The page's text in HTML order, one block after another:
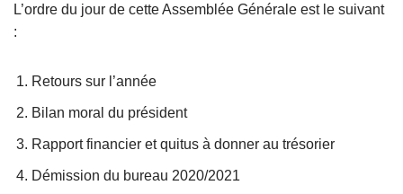
L’ordre du jour de cette Assemblée Générale est le suivant
:
Retours sur l’année
Bilan moral du président
Rapport financier et quitus à donner au trésorier
Démission du bureau 2020/2021